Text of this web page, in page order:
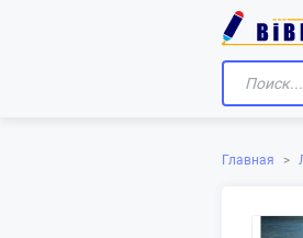
Главная >